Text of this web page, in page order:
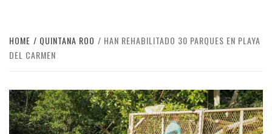
HOME QUINTANA ROO
HAN REHABILITADO 30 PARQUES EN PLAYA
DEL CARMEN